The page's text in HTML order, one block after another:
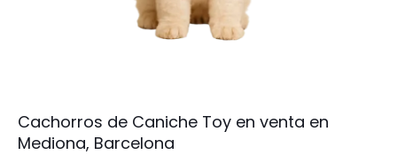
Cachorros de Caniche Toy en venta en
Mediona, Barcelona